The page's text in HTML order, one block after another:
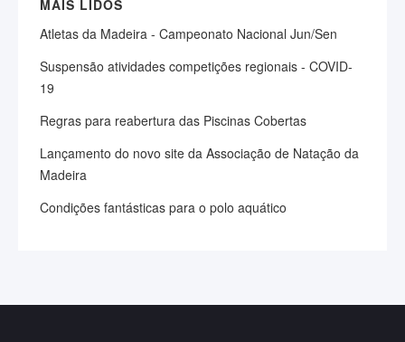
MAIS LIDOS
Atletas da Madeira - Campeonato Nacional Jun/Sen
Suspensão atividades competições regionais - COVID-
19
Regras para reabertura das Piscinas Cobertas
Lançamento do novo site da Associação de Natação da
Madeira
Condições fantásticas para o polo aquático